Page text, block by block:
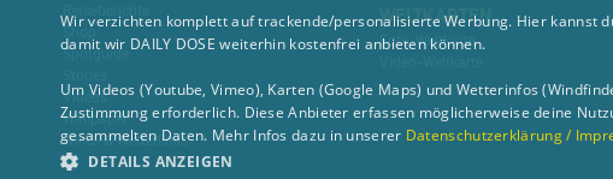
Spotguide
Videos
Wallpaper
Wind- & Wetterlinks
WELTKARTEN
Foto-Weltkarte
Wir verzichten komplett auf trackende/personalisierte Werbung. Hier kannst
damit wir DAILY DOSE weiterhin kostenfrei anbieten können.
Um Videos (Youtube, Vimeo), Karten (Google Maps) und Wetterinfos
Zustimmung erforderlich. Diese Anbieter erfassen möglicherweise deine
gesammelten Daten. Mehr Infos dazu in unserer Datenschutzerklärung /
DETAILS ANZEIGEN